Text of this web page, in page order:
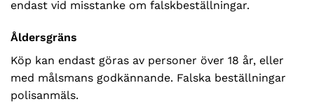
endast vid misstanke om falskbeställningar.
Åldersgräns
Köp kan endast göras av personer över 18 år, eller
med målsmans godkännande. Falska beställningar
polisanmäls.